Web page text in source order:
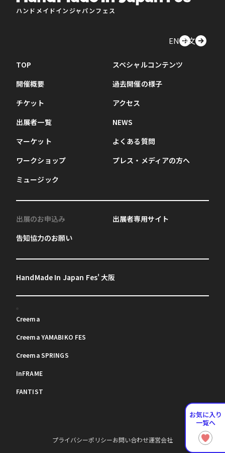
お気に入り
一覧へ
ハンドメイドインジャパンフェス
EN中文
TOP
開催概要
チケット
出展者一覧
マーケット
ワークショップ
ミュージック
スペシャルコンテンツ
過去開催の様子
アクセス
NEWS
よくある質問
プレス・メディアの方へ
出展のお申込み
告知協力のお願い
出展者専用サイト
HandMade In Japan Fes' 大阪
Creema
Creema YAMABIKO FES
Creema SPRINGS
InFRAME
FANTIST
プライバシーポリシーお問い合わせ運営会社